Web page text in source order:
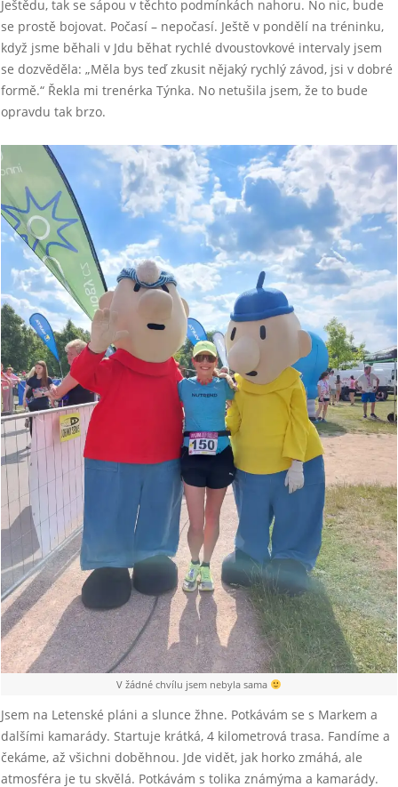
Ještědu, tak se sápou v těchto podmínkách nahoru. No nic, bude
se prostě bojovat. Počasí – nepočasí. Ještě v pondělí na tréninku,
když jsme běhali v Jdu běhat rychlé dvoustovkové intervaly jsem
se dozvěděla: „Měla bys teď zkusit nějaký rychlý závod, jsi v dobré
formě.“ Řekla mi trenérka Týnka. No netušila jsem, že to bude
opravdu tak brzo.
V žádné chvílu jsem nebyla sama
Jsem na Letenské pláni a slunce žhne. Potkávám se s Markem a
dalšími kamarády. Startuje krátká, 4 kilometrová trasa. Fandíme a
čekáme, až všichni doběhnou. Jde vidět, jak horko zmáhá, ale
atmosféra je tu skvělá. Potkávám s tolika známýma a kamarády.